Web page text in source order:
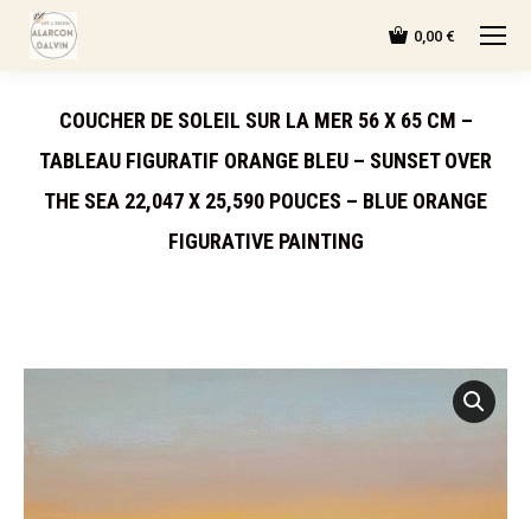
0,00 €
COUCHER DE SOLEIL SUR LA MER 56 X 65 CM –
TABLEAU FIGURATIF ORANGE BLEU – SUNSET OVER
THE SEA 22,047 X 25,590 POUCES – BLUE ORANGE
FIGURATIVE PAINTING